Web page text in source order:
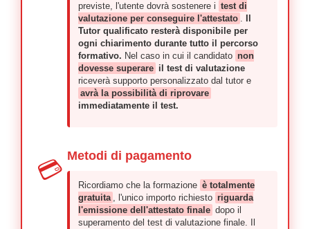
previste, l'utente dovrà sostenere i test di
valutazione per conseguire l'attestato .
Tutor qualificato resterà disponibile per
ogni chiarimento durante tutto il percorso
formativo. Nel caso in cui il candidato non
dovesse superare il test di valutazione
riceverà supporto personalizzato dal tutor e
avrà la possibilità di riprovare
immediatamente il test.
💳
Metodi di pagamento
Ricordiamo che la formazione è totalmente
gratuita , l'unico importo richiesto riguarda
l'emissione dell'attestato finale dopo il
superamento del test di valutazione finale. Il